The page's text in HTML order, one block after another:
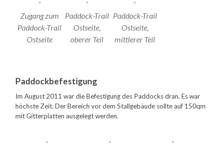
Zugang zum
Paddock-Trail
Ostseite
Paddock-Trail
Ostseite,
oberer Teil
Paddock-Trail
Ostseite,
mittlerer Teil
Paddockbefestigung
Im August 2011 war die Befestigung des Paddocks dran. Es war
höchste Zeit. Der Bereich vor dem Stallgebäude sollte auf 150qm
mit Gitterplatten ausgelegt werden.